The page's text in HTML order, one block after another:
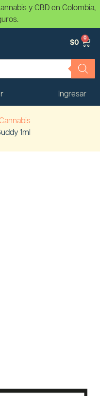
y CBD en Colombia,
$0
0
Ingresar
1ml